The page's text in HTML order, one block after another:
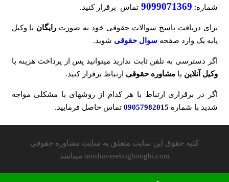
شماره: 9099071369 تماس برقرار کنید.
برای دریافت پاسخ سوالات حقوقی خود به صورت رایگان با وکیل
پایه یک وارد صفحه سوال حقوقی شوید.
اگر دسترسی به تلفن ثابت ندارید میتوانید پس از پرداخت هزینه با
وکیل آنلاین یامشاوره حقوقی ارتباط برقرار کنید.
اگر در برقراری ارتباط با هر کدام از روشهای با مشکلی مواجه
شدید با شماره 09057982015 تماس حاصل فرمایید.
کلیه حقوق این سایت متعلق به سایت مشاوره حقوقی
moshaverehoghooghi.com میباشد